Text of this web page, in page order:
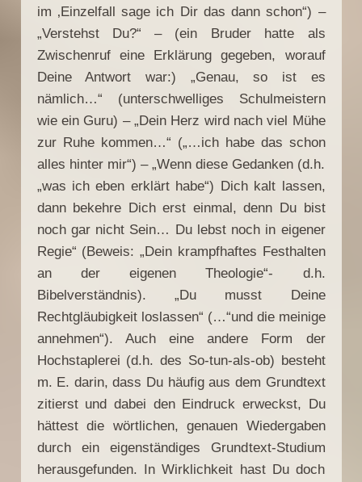
im ‚Einzelfall sage ich Dir das dann schon“) –
„Verstehst Du?“ – (ein Bruder hatte als
Zwischenruf eine Erklärung gegeben, worauf
Deine Antwort war:) „Genau, so ist es
nämlich…“ (unterschwelliges Schulmeistern
wie ein Guru) – „Dein Herz wird nach viel Mühe
zur Ruhe kommen…“ („…ich habe das schon
alles hinter mir“) – „Wenn diese Gedanken (d.h.
„was ich eben erklärt habe“) Dich kalt lassen,
dann bekehre Dich erst einmal, denn Du bist
noch gar nicht Sein… Du lebst noch in eigener
Regie“ (Beweis: „Dein krampfhaftes Festhalten
an der eigenen Theologie“- d.h.
Bibelverständnis). „Du musst Deine
Rechtgläubigkeit loslassen“ (…“und die meinige
annehmen“). Auch eine andere Form der
Hochstaplerei (d.h. des So-tun-als-ob) besteht
m. E. darin, dass Du häufig aus dem Grundtext
zitierst und dabei den Eindruck erweckst, Du
hättest die wörtlichen, genauen Wiedergaben
durch ein eigenständiges Grundtext-Studium
herausgefunden. In Wirklichkeit hast Du doch